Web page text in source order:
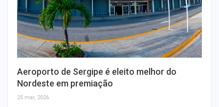
Aeroporto de Sergipe é eleito melhor do
Nordeste em premiação
25 mar, 2026